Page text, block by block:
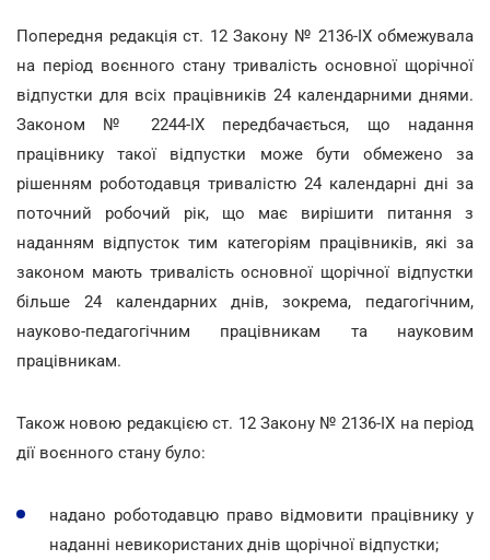
Попередня редакція ст. 12 Закону № 2136-ІХ обмежувала
на період воєнного стану тривалість основної щорічної
відпустки для всіх працівників 24 календарними днями.
Законом № 2244-IX передбачається, що надання
працівнику такої відпустки може бути обмежено за
рішенням роботодавця тривалістю 24 календарні дні за
поточний робочий рік, що має вирішити питання з
наданням відпусток тим категоріям працівників, які за
законом мають тривалість основної щорічної відпустки
більше 24 календарних днів, зокрема, педагогічним,
науково-педагогічним працівникам та науковим
працівникам.
Також новою редакцією ст. 12 Закону № 2136-ІХ на період
дії воєнного стану було:
надано роботодавцю право відмовити працівнику у
наданні невикористаних днів щорічної відпустки;